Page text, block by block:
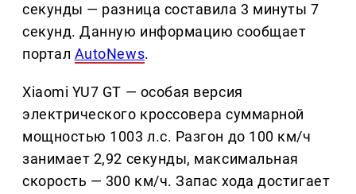
секунды — разница составила 3 минуты 7
секунд. Данную информацию сообщает
портал AutoNews.
Xiaomi YU7 GT — особая версия
электрического кроссовера суммарной
мощностью 1003 л.с. Разгон до 100 км/ч
занимает 2,92 секунды, максимальная
скорость — 300 км/ч. Запас хода достигает